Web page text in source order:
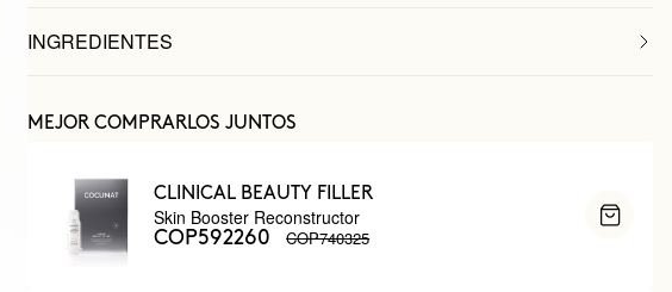
INGREDIENTES
MEJOR COMPRARLOS JUNTOS
CLINICAL BEAUTY FILLER
Skin Booster Reconstructor
COP592260 COP740325